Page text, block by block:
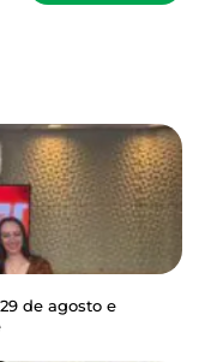
de agosto e